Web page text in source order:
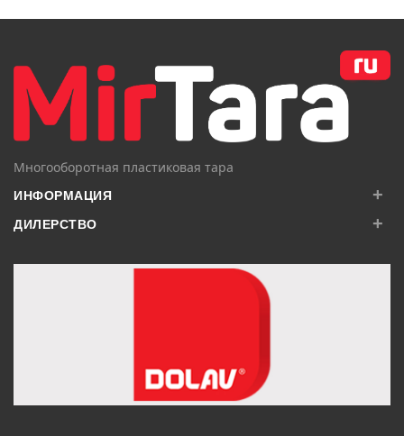
Многооборотная пластиковая тара
ИНФОРМАЦИЯ +
ДИЛЕРСТВО +